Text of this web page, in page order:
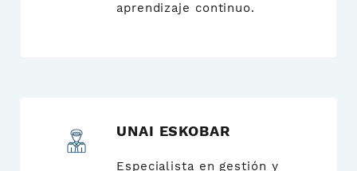
aprendizaje continuo.
UNAI ESKOBAR
Especialista en gestión y